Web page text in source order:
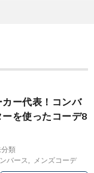
カー代表！コンバ
を使ったコーデ8
分類
バース メンズコーデ